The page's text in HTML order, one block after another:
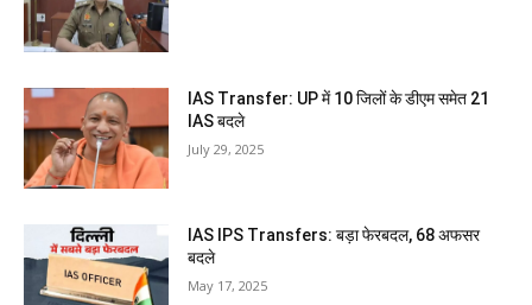
IAS Transfer: UP में 10 जिलों के डीएम समेत 21
IAS बदले
July 29, 2025
IAS IPS Transfers: बड़ा फेरबदल, 68 अफसर
बदले
May 17, 2025